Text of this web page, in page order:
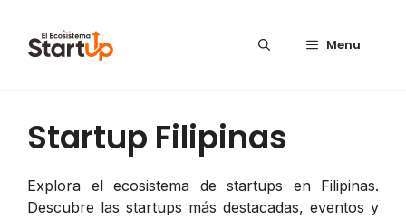
Menu
Startup Filipinas
Explora el ecosistema de startups en Filipinas.
Descubre las startups más destacadas, eventos y